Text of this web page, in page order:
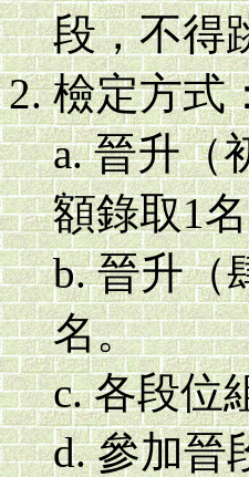
段，不得
檢定方式
a. 晉升（
額錄取1
b. 晉升（
名。
c. 各段位
d. 參加晉